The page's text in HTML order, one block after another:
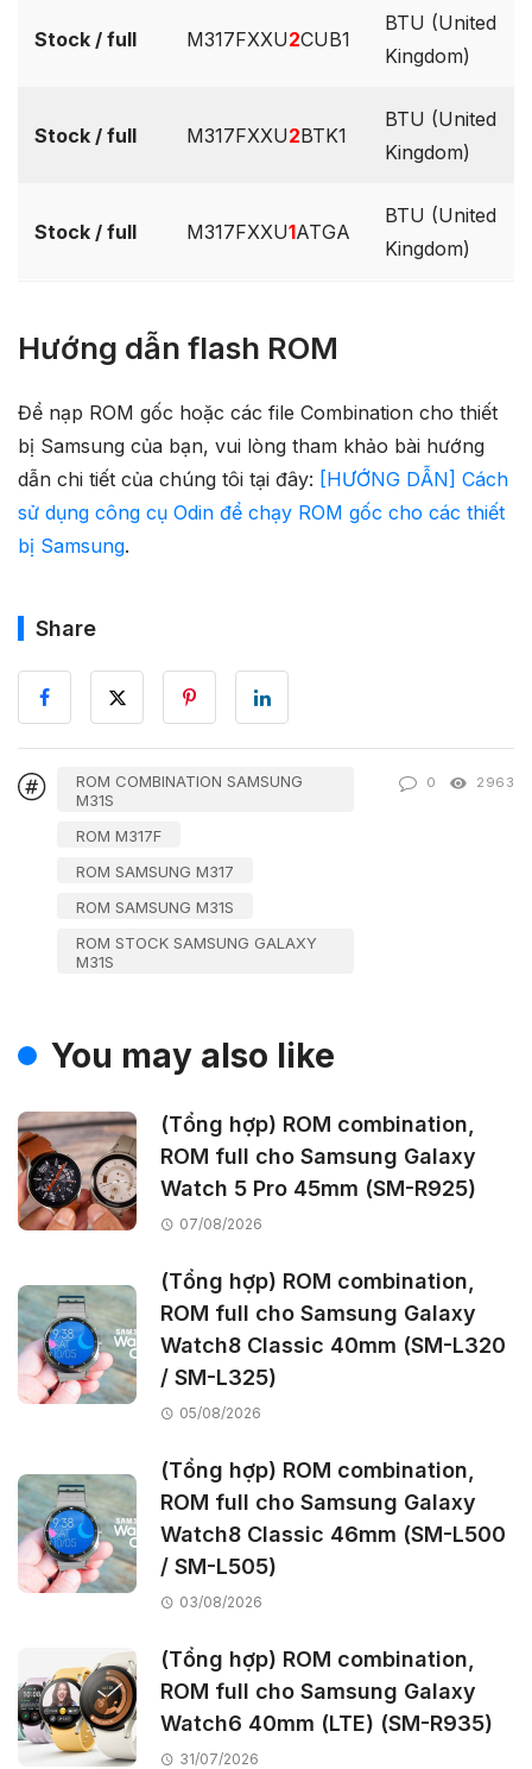
Stock / full M317FXXU2CUB1
BTU (United
Kingdom)
Stock / full M317FXXU2BTK1
BTU (United
Kingdom)
Stock / full M317FXXU1ATGA
BTU (United
Kingdom)
Hướng dẫn flash ROM
Để nạp ROM gốc hoặc các file Combination cho thiết
bị Samsung của bạn, vui lòng tham khảo bài hướng
dẫn chi tiết của chúng tôi tại đây: [HƯỚNG DẪN] Cách
sử dụng công cụ Odin để chạy ROM gốc cho các thiết
bị Samsung.
Share
ROM COMBINATION SAMSUNG
M31S
ROM M317F
ROM SAMSUNG M317
ROM SAMSUNG M31S
ROM STOCK SAMSUNG GALAXY
M31S
0 2963
You may also like
(Tổng hợp) ROM combination,
ROM full cho Samsung Galaxy
Watch 5 Pro 45mm (SM-R925)
07/08/2026
(Tổng hợp) ROM combination,
ROM full cho Samsung Galaxy
Watch8 Classic 40mm (SM-L320
/ SM-L325)
05/08/2026
(Tổng hợp) ROM combination,
ROM full cho Samsung Galaxy
Watch8 Classic 46mm (SM-L500
/ SM-L505)
03/08/2026
(Tổng hợp) ROM combination,
ROM full cho Samsung Galaxy
Watch6 40mm (LTE) (SM-R935)
31/07/2026